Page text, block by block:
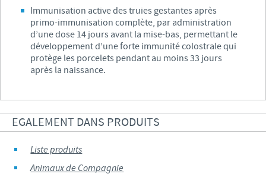
Immunisation active des truies gestantes après
primo-immunisation complète, par administration
d’une dose 14 jours avant la mise-bas, permettant le
développement d’une forte immunité colostrale qui
protège les porcelets pendant au moins 33 jours
après la naissance.
EGALEMENT DANS PRODUITS
Liste produits
Animaux de Compagnie